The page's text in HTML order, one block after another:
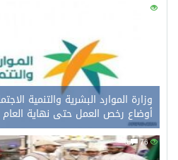
96
وزارة الموارد البشرية والتنمية
أوضاع رخص العمل حتى نهاية العام
76
0